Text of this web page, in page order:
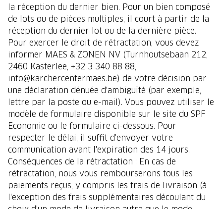
la réception du dernier bien. Pour un bien composé
de lots ou de pièces multiples, il court à partir de la
réception du dernier lot ou de la dernière pièce.
Pour exercer le droit de rétractation, vous devez
informer MAES & ZONEN NV (Turnhoutsebaan 212,
2460 Kasterlee, +32 3 340 88 88,
info@karchercentermaes.be) de votre décision par
une déclaration dénuée d'ambiguïté (par exemple,
lettre par la poste ou e-mail). Vous pouvez utiliser le
modèle de formulaire disponible sur le site du SPF
Economie ou le formulaire ci-dessous. Pour
respecter le délai, il suffit d'envoyer votre
communication avant l'expiration des 14 jours.
Conséquences de la rétractation : En cas de
rétractation, nous vous rembourserons tous les
paiements reçus, y compris les frais de livraison (à
l'exception des frais supplémentaires découlant du